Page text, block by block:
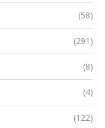
(58)
(291)
(8)
(4)
(122)